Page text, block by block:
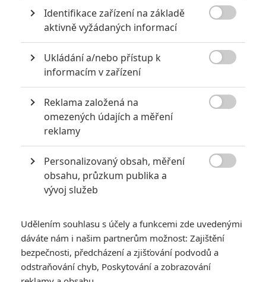
6
Recenze: Godzilla x Kong: Nové
impérium
8 Recenze: Opičí muž
POSLEDNÍ KOMENTOVANÉ
3 ČLÁNEK | 01.08.2026 16:40
Marvel nečekaně zrušil již schválené pokračování
433FILM | 01.08.2026 07:11
1ČLÁNEK | 30.07.2026 20:14
Děti krve a kostí: Regulérní trailer představuje akční fantasy
dobrodružství s vůní Afriky
1
Identifikace zařízení na základě
aktivně vyžádaných informací
Ukládání a/nebo přístup k
informacím v zařízení
Reklama založená na
omezených údajích a měření
reklamy
Personalizovaný obsah, měření
obsahu, průzkum publika a
vývoj služeb
Udělením souhlasu s účely a funkcemi zde uvedenými
dáváte nám i našim partnerům možnost: Zajištění
bezpečnosti, předcházení a zjišťování podvodů a
odstraňování chyb, Poskytování a zobrazování